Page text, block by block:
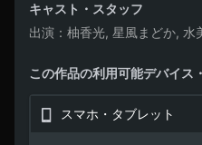
キャスト・スタッフ
出演
柚香光, 星風まどか, 水
この作品の利用可能デバイス
スマホ・タブレット